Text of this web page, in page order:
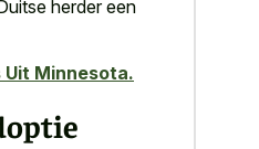
herder een
Uit Minnesota.